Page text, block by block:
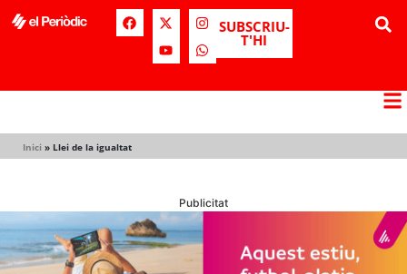
SUBSCRIU-
T'HI
Inici » Llei de la igualtat
Publicitat